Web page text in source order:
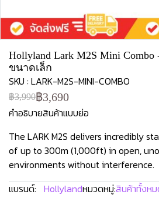
Hollyland Lark M2S Mini
ขนาดเล็ก
SKU : LARK-M2S-MINI-COMBO
฿3,990฿3,690
คำอธิบายสินค้าแบบย่อ
The LARK M2S delivers incredibly
of up to 300m (1,000ft) in open,
environments without interference.
แบรนด์: Hollylandหมวดหมู่:สินค้าทั้งห